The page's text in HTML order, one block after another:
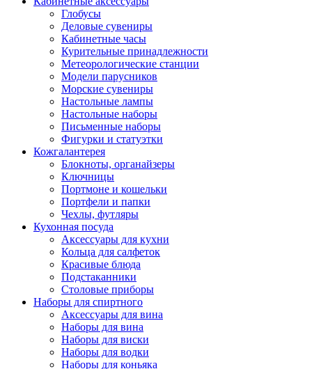
Глобусы
Деловые сувениры
Кабинетные часы
Курительные принадлежности
Метеорологические станции
Модели парусников
Морские сувениры
Настольные лампы
Настольные наборы
Письменные наборы
Фигурки и статуэтки
Кожгалантерея
Блокноты, органайзеры
Ключницы
Портмоне и кошельки
Портфели и папки
Чехлы, футляры
Кухонная посуда
Аксессуары для кухни
Кольца для салфеток
Красивые блюда
Подстаканники
Столовые приборы
Наборы для спиртного
Аксессуары для вина
Наборы для вина
Наборы для виски
Наборы для водки
Наборы для коньяка